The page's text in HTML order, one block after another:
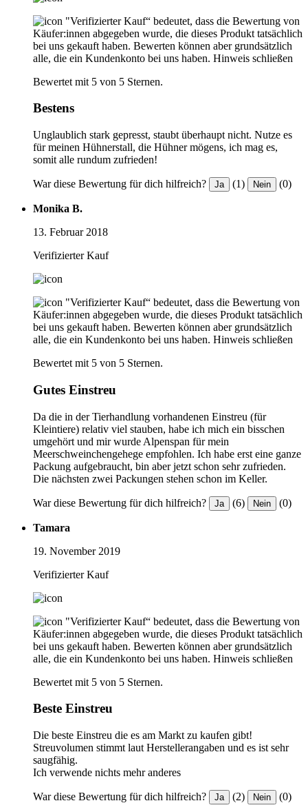
"Verifizierter Kauf“ bedeutet, dass die Bewertung von
Käufer:innen abgegeben wurde, die dieses Produkt tatsächlich
bei uns gekauft haben. Bewerten können aber grundsätzlich
alle, die ein Kundenkonto bei uns haben. Hinweis schließen
Bewertet mit 5 von 5 Sternen.
Bestens
Unglaublich stark gepresst, staubt überhaupt nicht. Nutze es
für meinen Hühnerstall, die Hühner mögens, ich mag es,
somit alle rundum zufrieden!
War diese Bewertung für dich hilfreich? Ja (1) Nein (0)
Monika B.
13. Februar 2018
Verifizierter Kauf
"Verifizierter Kauf“ bedeutet, dass die Bewertung von
Käufer:innen abgegeben wurde, die dieses Produkt tatsächlich
bei uns gekauft haben. Bewerten können aber grundsätzlich
alle, die ein Kundenkonto bei uns haben. Hinweis schließen
Bewertet mit 5 von 5 Sternen.
Gutes Einstreu
Da die in der Tierhandlung vorhandenen Einstreu (für
Kleintiere) relativ viel stauben, habe ich mich ein bisschen
umgehört und mir wurde Alpenspan für mein
Meerschweinchengehege empfohlen. Ich habe erst eine ganze
Packung aufgebraucht, bin aber jetzt schon sehr zufrieden.
Die nächsten zwei Packungen stehen schon im Keller.
War diese Bewertung für dich hilfreich? Ja (6) Nein (0)
Tamara
19. November 2019
Verifizierter Kauf
"Verifizierter Kauf“ bedeutet, dass die Bewertung von
Käufer:innen abgegeben wurde, die dieses Produkt tatsächlich
bei uns gekauft haben. Bewerten können aber grundsätzlich
alle, die ein Kundenkonto bei uns haben. Hinweis schließen
Bewertet mit 5 von 5 Sternen.
Beste Einstreu
Die beste Einstreu die es am Markt zu kaufen gibt!
Streuvolumen stimmt laut Herstellerangaben und es ist sehr
saugfähig.
Ich verwende nichts mehr anderes
War diese Bewertung für dich hilfreich? Ja (2) Nein (0)